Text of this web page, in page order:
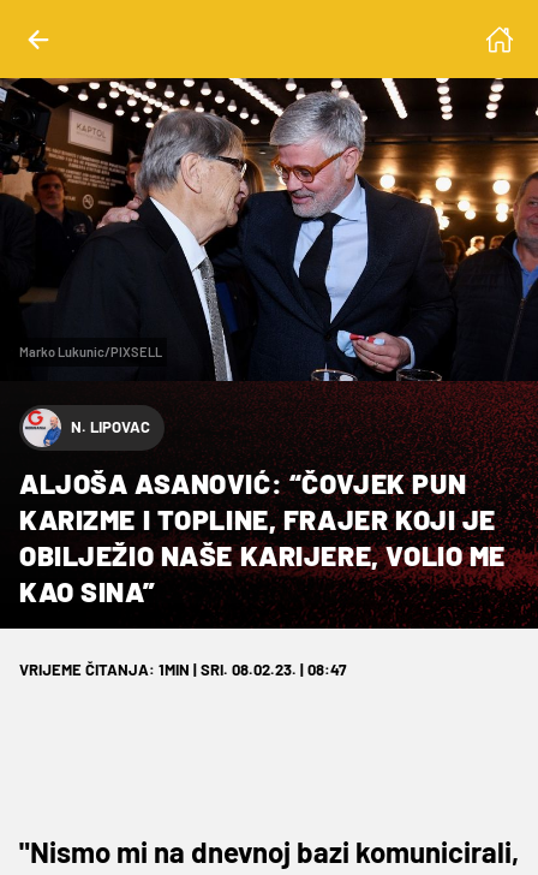
Marko Lukunic/PIXSELL
N. LIPOVAC
ALJOŠA ASANOVIĆ: “ČOVJEK PUN
KARIZME I TOPLINE, FRAJER KOJI JE
OBILJEŽIO NAŠE KARIJERE, VOLIO ME
KAO SINA”
VRIJEME ČITANJA: 1MIN | SRI. 08.02.23. | 08:47
"Nismo mi na dnevnoj bazi komunicirali,